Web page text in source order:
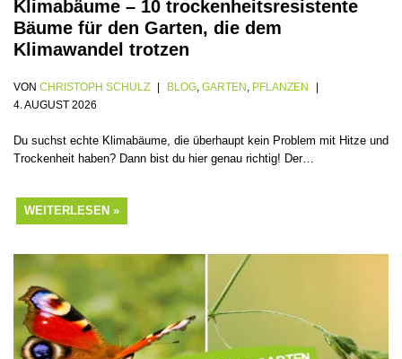
Klimabäume – 10 trockenheitsresistente
Bäume für den Garten, die dem
Klimawandel trotzen
VON CHRISTOPH SCHULZ BLOG GARTEN
PFLANZEN
4. AUGUST 2026
Du suchst echte Klimabäume, die überhaupt kein Problem mit Hitze und
Trockenheit haben? Dann bist du hier genau richtig! Der…
WEITERLESEN »